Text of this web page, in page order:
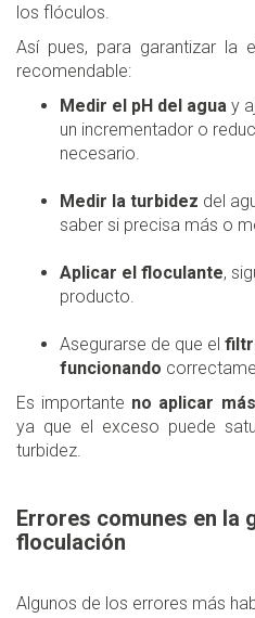
los flóculos.
Así pues, para garantizar la
recomendable:
Medir el pH del agua y
un incrementador o
necesario.
Medir la turbidez del
saber si precisa más o
Aplicar el floculante,
producto.
Asegurarse de que el
funcionando
Es importante no aplicar
ya que el exceso puede
turbidez.
Errores comunes en la
floculación
Algunos de los errores más